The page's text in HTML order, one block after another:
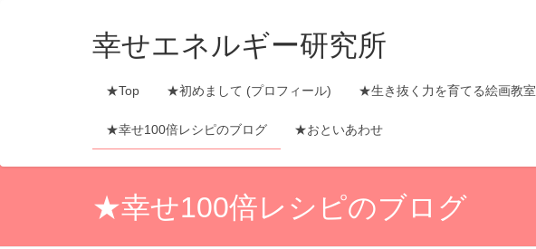
幸せエネルギー研究所
★Top ★初めまして (プロフィール) ★生き抜く力を育てる絵画教室
★幸せ100倍レシピのブログ ★おといあわせ
★幸せ100倍レシピのブログ